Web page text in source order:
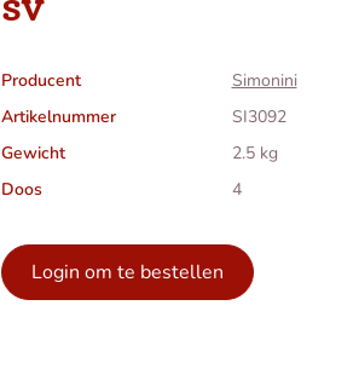
Producent
Simonini
Artikelnummer
SI3092
Gewicht
2.5 kg
Doos
4
Login om te bestellen